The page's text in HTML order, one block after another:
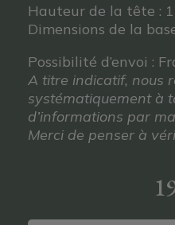
Hauteur de la tête :
Dimensions de la
Possibilité d’envoi :
A titre indicatif, nous
systématiquement à
d’informations par
Merci de penser à